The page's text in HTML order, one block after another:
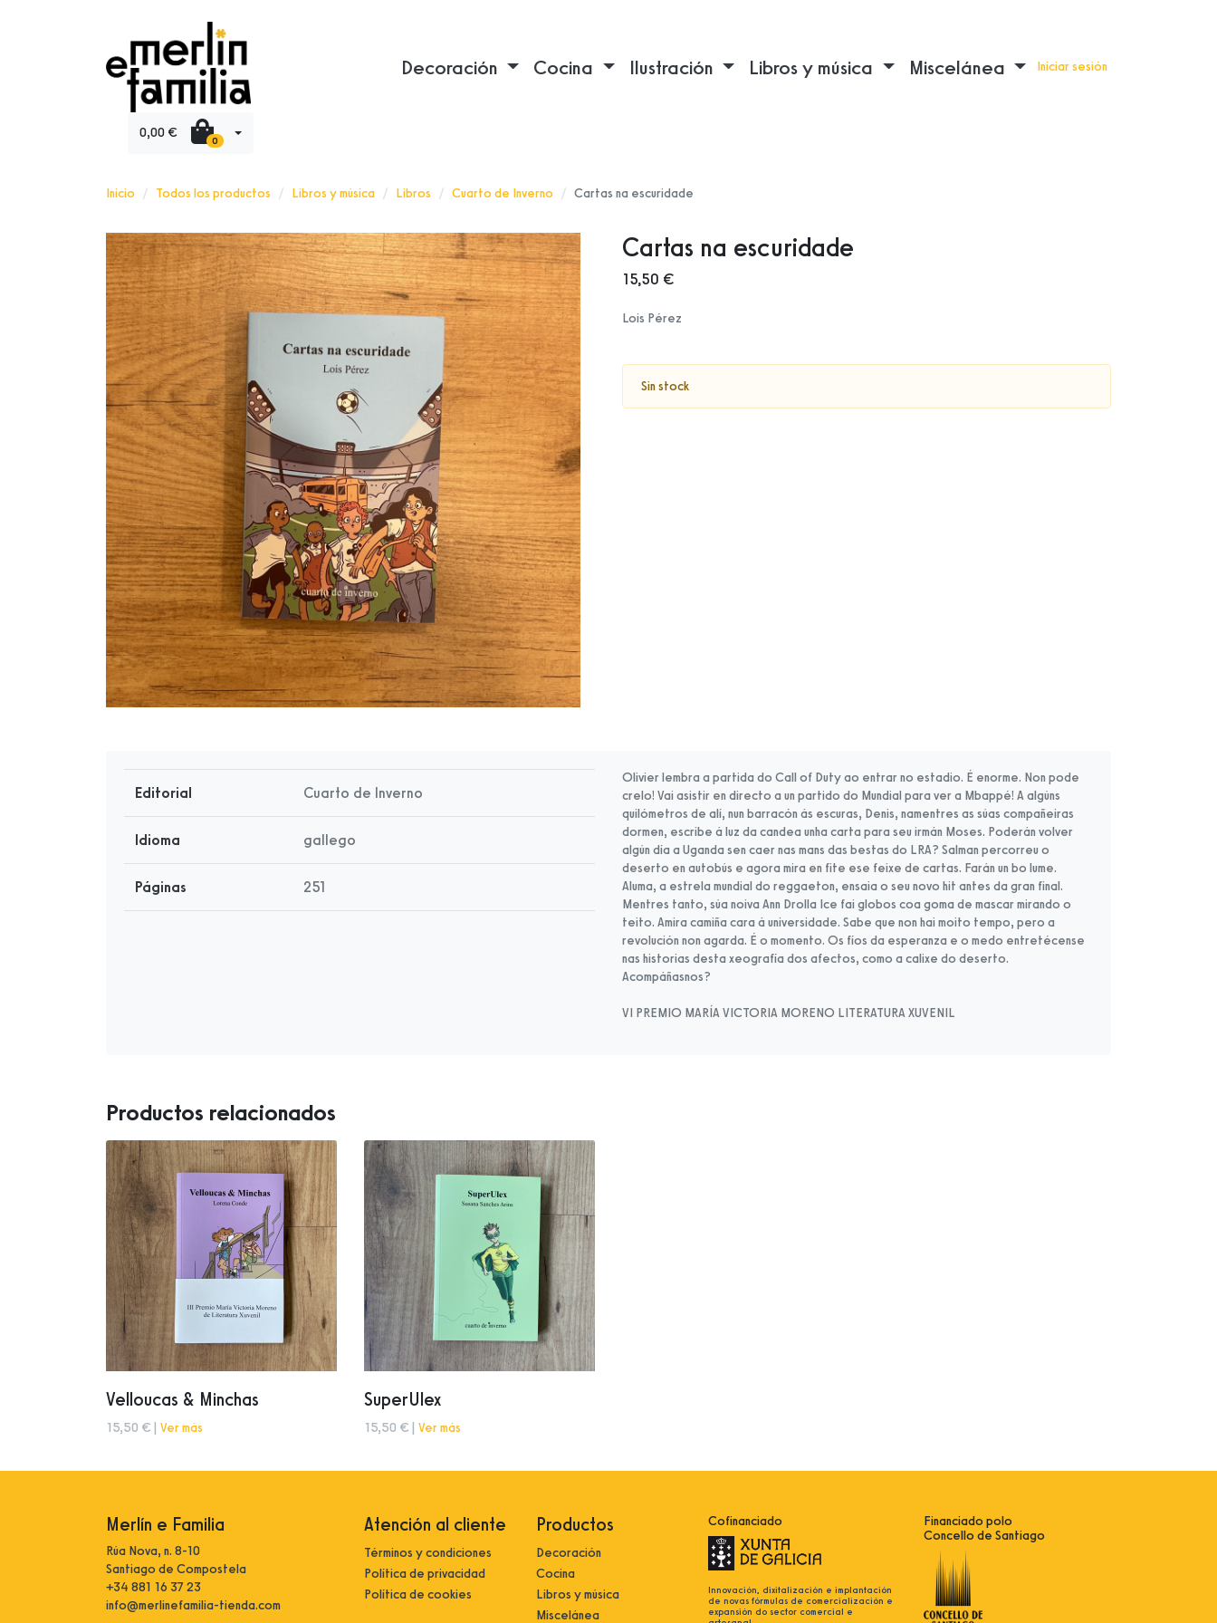
Decoración Cocina Ilustración Libros y música Miscelánea Iniciar sesión
0,00 € 0
Inicio Todos los productos Libros y música Libros Cuarto de Inverno Cartas na escuridade
Cartas na escuridade
15,50 €
Lois Pérez
Sin stock
Editorial Cuarto de Inverno
Idioma gallego
Páginas 251
Olivier lembra a partida do Call of Duty ao entrar no estadio. É enorme. Non pode
crelo! Vai asistir en directo a un partido do Mundial para ver a Mbappé! A algúns
quilómetros de alí, nun barracón ás escuras, Denis, namentres as súas compañeiras
dormen, escribe á luz da candea unha carta para seu irmán Moses. Poderán volver
algún día a Uganda sen caer nas mans das bestas do LRA? Salman percorreu o
deserto en autobús e agora mira en fite ese feixe de cartas. Farán un bo lume.
Aluma, a estrela mundial do reggaeton, ensaia o seu novo hit antes da gran final.
Mentres tanto, súa noiva Ann Drolla Ice fai globos coa goma de mascar mirando o
teito. Amira camiña cara á universidade. Sabe que non hai moito tempo, pero a
revolución non agarda. É o momento. Os fíos da esperanza e o medo entretécense
nas historias desta xeografía dos afectos, como a calixe do deserto.
Acompáñasnos?
VI PREMIO MARÍA VICTORIA MORENO LITERATURA XUVENIL
Productos relacionados
Velloucas & Minchas
15,50 € | Ver más
SuperUlex
15,50 € | Ver más
Merlín e Familia
Rúa Nova, n. 8-10
Santiago de Compostela
+34 881 16 37 23
info@merlinefamilia-tienda.com
Atención al cliente
Términos y condiciones
Política de privacidad
Política de cookies
Productos
Decoración
Cocina
Libros y música
Miscelánea
Cofinanciado
Innovación, dixitalización e implantación
de novas fórmulas de comercialización e
expansión do sector comercial e
Financiado polo
Concello de Santiago